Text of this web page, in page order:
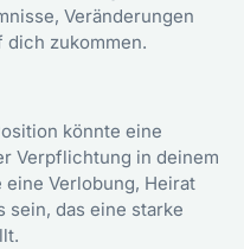
Veränderungen
zukommen.
könnte eine
Verpflichtung in deinem
eine Verlobung, Heirat
sein, das eine starke